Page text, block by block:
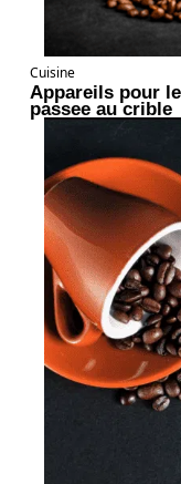
Cuisine
Appareils pour
passee au crible